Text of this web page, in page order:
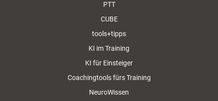
PTT
CUBE
tools+tipps
KI im Training
KI für Einsteiger
Coachingtools fürs Training
NeuroWissen